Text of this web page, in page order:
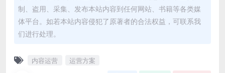
制、盗用、采集、发布本站内容到任何网站、书籍等各类媒
体平台。如若本站内容侵犯了原著者的合法权益，可联系我
们进行处理。
内容运营 运营方案